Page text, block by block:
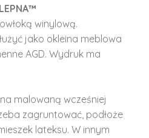
winylową.
jako okleina meblowa
AGD. Wydruk ma
malowaną wcześniej
zagruntować, podłoże
lateksu. W innym